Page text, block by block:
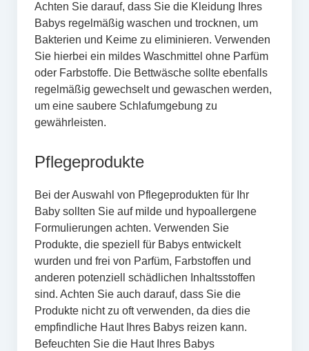
Achten Sie darauf, dass Sie die Kleidung Ihres
Babys regelmäßig waschen und trocknen, um
Bakterien und Keime zu eliminieren. Verwenden
Sie hierbei ein mildes Waschmittel ohne Parfüm
oder Farbstoffe. Die Bettwäsche sollte ebenfalls
regelmäßig gewechselt und gewaschen werden,
um eine saubere Schlafumgebung zu
gewährleisten.
Pflegeprodukte
Bei der Auswahl von Pflegeprodukten für Ihr
Baby sollten Sie auf milde und hypoallergene
Formulierungen achten. Verwenden Sie
Produkte, die speziell für Babys entwickelt
wurden und frei von Parfüm, Farbstoffen und
anderen potenziell schädlichen Inhaltsstoffen
sind. Achten Sie auch darauf, dass Sie die
Produkte nicht zu oft verwenden, da dies die
empfindliche Haut Ihres Babys reizen kann.
Befeuchten Sie die Haut Ihres Babys